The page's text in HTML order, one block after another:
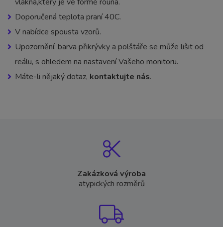
Doporučená teplota praní 40C.
V nabídce spousta vzorů.
Upozornění: barva přikrývky a polštáře se může lišit od
reálu, s ohledem na nastavení Vašeho monitoru.
Máte-li nějaký dotaz, kontaktujte nás.
Zakázková výroba
atypických rozměrů